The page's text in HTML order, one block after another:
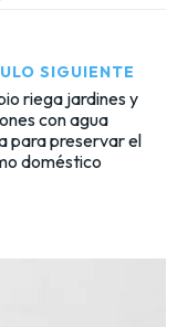
SIGUIENTE
riega jardines y
con agua
para preservar el
doméstico